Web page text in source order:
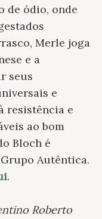
de ódio, onde
Merle joga
e a
seus
e
resistência e
ao bom
Bloch é
Autêntica.
.
Roberto